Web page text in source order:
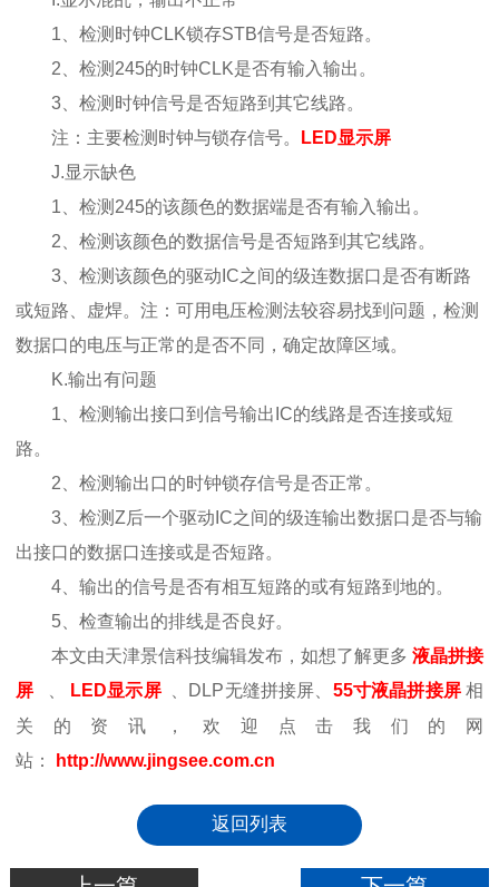
1、检测时钟CLK锁存STB信号是否短路。
2、检测245的时钟CLK是否有输入输出。
3、检测时钟信号是否短路到其它线路。
注：主要检测时钟与锁存信号。
LED显示屏
J.显示缺色
1、检测245的该颜色的数据端是否有输入输出。
2、检测该颜色的数据信号是否短路到其它线路。
3、检测该颜色的驱动IC之间的级连数据口是否有断路
或短路、虚焊。注：可用电压检测法较容易找到问题，检测
数据口的电压与正常的是否不同，确定故障区域。
K.输出有问题
1、检测输出接口到信号输出IC的线路是否连接或短
路。
2、检测输出口的时钟锁存信号是否正常。
3、检测Z后一个驱动IC之间的级连输出数据口是否与输
出接口的数据口连接或是否短路。
4、输出的信号是否有相互短路的或有短路到地的。
5、检查输出的排线是否良好。
本文由天津景信科技编辑发布，如想了解更多 液晶拼接
屏
LED显示屏 、DLP无缝拼接屏、 55寸液晶拼接屏 相
关的资讯，欢迎点击我们的网
站：
http://www.jingsee.com.cn
返回列表